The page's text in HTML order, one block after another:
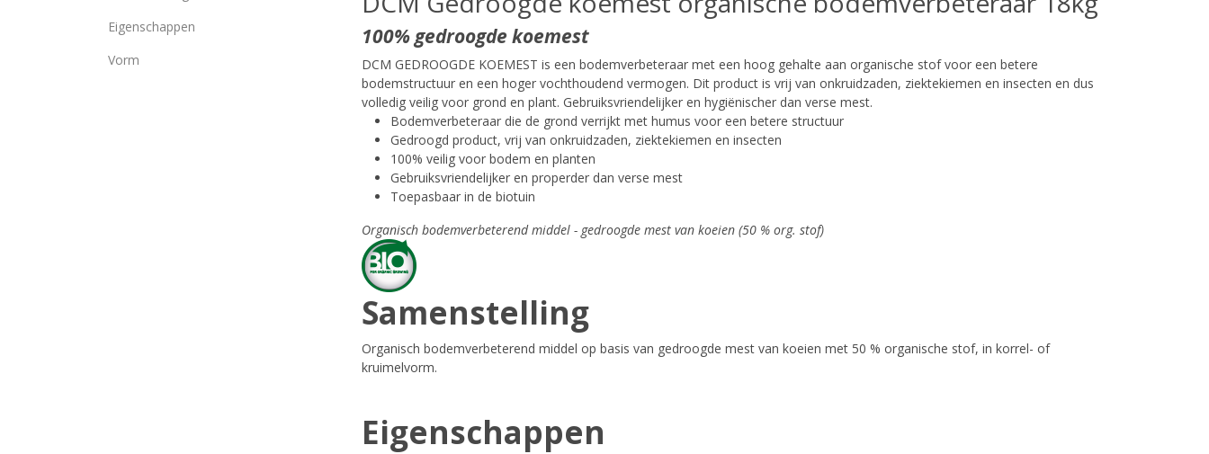
Eigenschappen
Vorm
100% gedroogde koemest
DCM GEDROOGDE KOEMEST is een bodemverbeteraar met een hoog gehalte aan organische stof voor een betere
bodemstructuur en een hoger vochthoudend vermogen. Dit product is vrij van onkruidzaden, ziektekiemen en insecten en dus
volledig veilig voor grond en plant. Gebruiksvriendelijker en hygiënischer dan verse mest.
Bodemverbeteraar die de grond verrijkt met humus voor een betere structuur
Gedroogd product, vrij van onkruidzaden, ziektekiemen en insecten
100% veilig voor bodem en planten
Gebruiksvriendelijker en properder dan verse mest
Toepasbaar in de biotuin
Organisch bodemverbeterend middel - gedroogde mest van koeien (50 % org. stof)
Samenstelling
Organisch bodemverbeterend middel op basis van gedroogde mest van koeien met 50 % organische stof, in korrel- of
kruimelvorm.
Eigenschappen